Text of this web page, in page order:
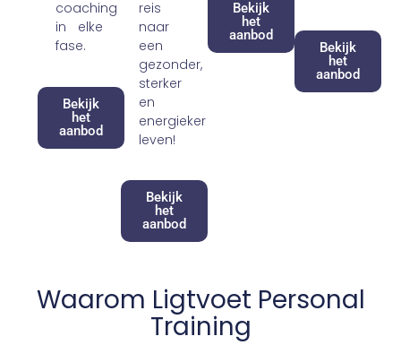
coaching
in elke
fase.
Bekijk
het
aanbod
reis
naar
een
gezonder,
sterker
en
energieker
leven!​
Bekijk
het
aanbod
Bekijk
het
aanbod
Bekijk
het
aanbod
Waarom Ligtvoet Personal
Training